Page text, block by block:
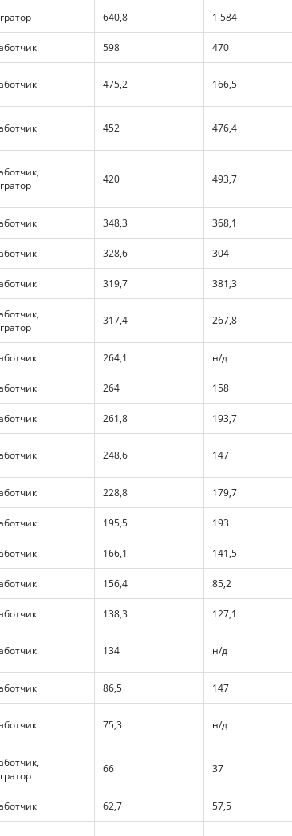
640,8 1 584
598 470
475,2 166,5
452 476,4
420 493,7
348,3 368,1
328,6 304
319,7 381,3
317,4 267,8
264,1 н/д
264 158
261,8 193,7
248,6 147
228,8 179,7
195,5 193
166,1 141,5
156,4 85,2
138,3 127,1
134 н/д
86,5 147
75,3 н/д
66 37
62,7 57,5